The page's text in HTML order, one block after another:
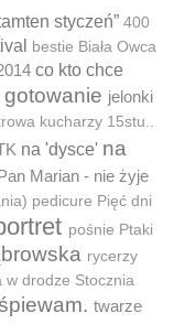
styczeń” 400
bestie Biała Owca
co kto chce
gotowanie jelonki
kucharzy 15stu..
na 'dysce' na
Marian - nie żyje
pedicure Pięć dni
pośnie Ptaki
rycerzy
w drodze Stocznia
twarze